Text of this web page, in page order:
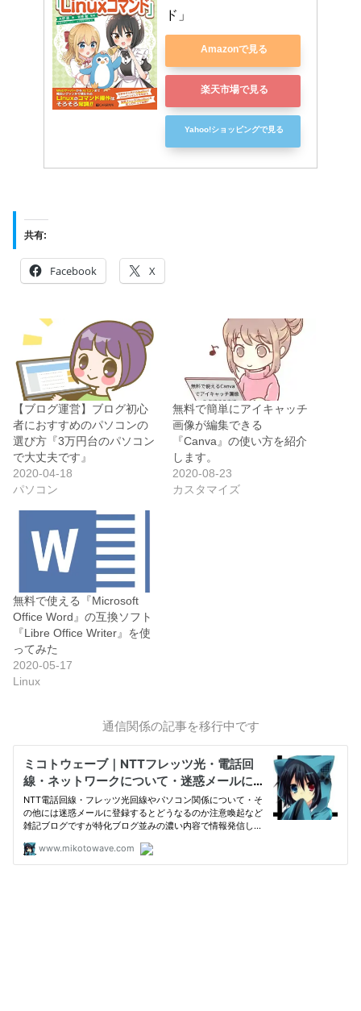
ド」
Amazonで見る
楽天市場で見る
Yahoo!ショッピングで見る
共有:
Facebook X
【ブログ運営】ブログ初心
者におすすめのパソコンの
選び方『3万円台のパソコン
で大丈夫です』
2020-04-18
パソコン
無料で簡単にアイキャッチ
画像が編集できる
『Canva』の使い方を紹介
します。
2020-08-23
カスタマイズ
無料で使える『Microsoft
Office Word』の互換ソフト
『Libre Office Writer』を使
ってみた
2020-05-17
Linux
通信関係の記事を移行中です